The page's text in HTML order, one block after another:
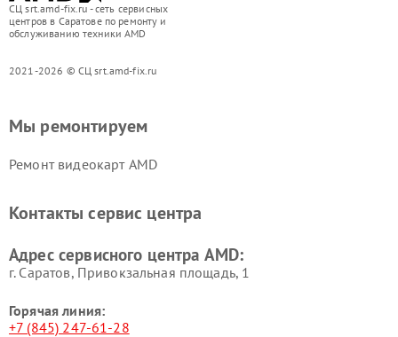
СЦ srt.amd-fix.ru - сеть сервисных
центров в Саратове по ремонту и
обслуживанию техники AMD
2021-2026 © СЦ srt.amd-fix.ru
Мы ремонтируем
Ремонт видеокарт AMD
Контакты сервис центра
Адрес сервисного центра AMD:
г. Саратов, Привокзальная площадь, 1
Горячая линия:
+7 (845) 247-61-28